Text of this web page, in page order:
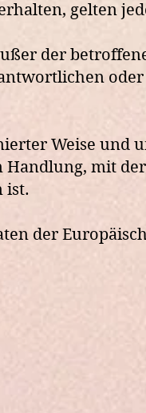
gelten
der
Weise und
mit
ist.
der